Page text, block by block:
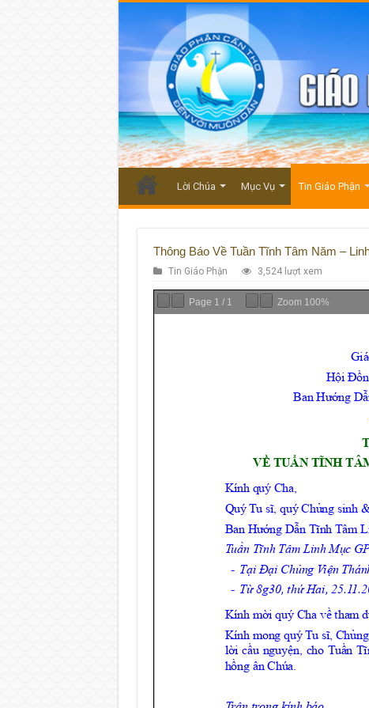
Lời Chúa Mục Vụ Tin Giáo Phận
Thông Báo Về Tuần Tĩnh Tâm Năm –
Tin Giáo Phận 3,524 lượt xem
Page 1 / 1 Zoom 100%